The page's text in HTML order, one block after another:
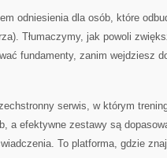
odniesienia dla osób, które
Tłumaczymy, jak powoli
fundamenty, zanim wejdziesz
serwis, w którym
a efektywne zestawy są
To platforma, gdzie